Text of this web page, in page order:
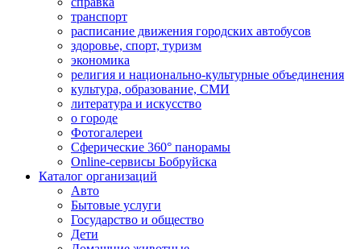
транспорт
расписание движения городских автобусов
здоровье, спорт, туризм
экономика
религия и национально-культурные объединения
культура, образование, СМИ
литература и искусство
о городе
Фотогалереи
Сферические 360° панорамы
Online-сервисы Бобруйска
Каталог организаций
Авто
Бытовые услуги
Государство и общество
Дети